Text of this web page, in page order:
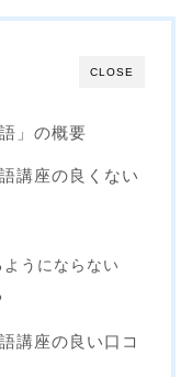
CLOSE
」の概要
講座の良くない
うにならない
講座の良い口コ